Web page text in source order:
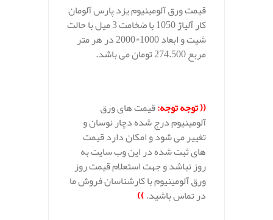
قیمت ورق آلومینیوم یزد پارس آلومان
کار آلیاژ 1050 با ضخامت 3 میل با حالت
شیت و ابعاد 1000*2000 در هر متر
مربع 274.500 تومان می باشد.
((توجه توجه:قیمت های ورق
آلومینیوم درج شده دچار نوسان و
تغییر می شود و امکان دارد قیمت
های ثبت شده در این وب سایت به
روز نباشد و جهت استعلام قیمت روز
ورق آلومینیوم با کارشناسان فروش ما
در تماس باشید.))